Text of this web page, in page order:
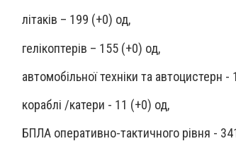
літаків – 199 (+0) од,
гелікоптерів – 155 (+0) од,
автомобільної техніки та автоцистерн
кораблі /катери - 11 (+0) од,
БПЛА оперативно-тактичного рівня -